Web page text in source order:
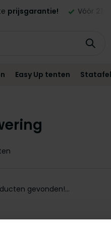
prijsgarantie! Vóór
Easy Up tenten
gevonden!...